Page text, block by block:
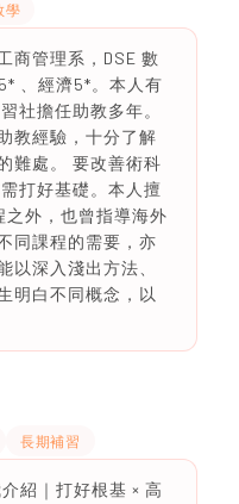
學
商管理系，DSE 數
、經濟5*。本人有
社擔任助教多年。
教經驗，十分了解
難處。 要改善術科
打好基礎。本人擅
外，也曾指導海外
同課程的需要，亦
以深入淺出方法、
明白不同概念，以
長期補習
紹｜打好根基 × 高